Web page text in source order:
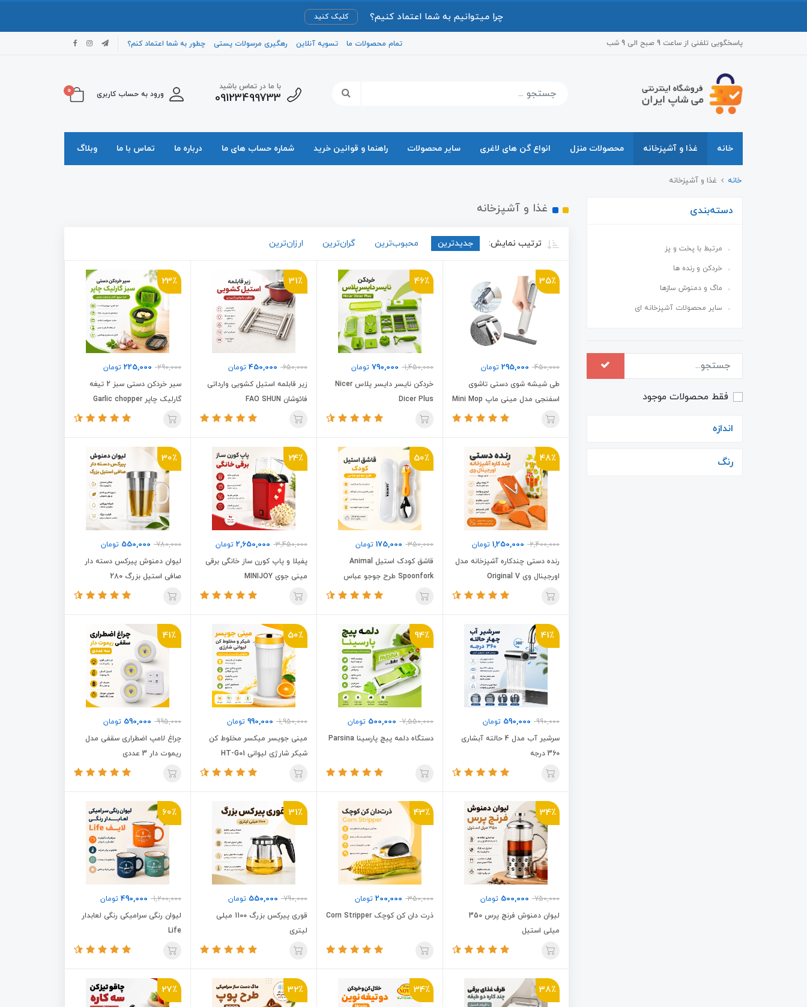
چرا میتوانیم به شما اعتماد کنیم؟ کلیک کنید
پاسخگویی تلفنی از ساعت 9 صبح الی 9 شب تمام محصولات ما تسویه آنلاین رهگیری مرسولات پستی چطور به شما اعتماد کنم؟
با ما در تماس باشید
09123499733 ورود به حساب کاربری 0
خانه غذا و آشپزخانه محصولات منزل انواع گن های لاغری سایر محصولات راهنما و قوانین خرید شماره حساب های ما درباره ما تماس با ما وبلاگ
خانه غذا و آشپزخانه
دسته‌بندی
مرتبط با پخت و پز
خردکن و رنده ها
ماگ و دمنوش سازها
سایر محصولات آشپزخانه ای
فقط محصولات موجود
اندازه
رنگ
غذا و آشپزخانه
ترتیب نمایش: جدیدترین محبوب‌ترین گران‌ترین ارزان‌ترین
35٪
450,000
295,000 تومان
طی شیشه شوی دستی تاشوی
اسفنجی مدل مینی ماپ Mini Mop
46٪
1,450,000
790,000 تومان
خردکن نایسر دایسر پلاس Nicer
Dicer Plus
31٪
650,000
450,000 تومان
زیر قابلمه استیل کشویی وارداتی
فائوشان FAO SHUN
23٪
290,000
225,000 تومان
سیر خردکن دستی سبز 2 تیغه
گارلیک چاپر Garlic chopper
48٪
2,400,000
1,250,000 تومان
رنده دستی چندکاره آشپزخانه مدل
اورجینال وی Original V
50٪
350,000
175,000 تومان
قاشق کودک استیل Animal
Spoonfork طرح جوجو عباس
24٪
3,450,000
2,650,000 تومان
پفیلا و پاپ کورن ساز خانگی برقی
مینی جوی MINIJOY
30٪
780,000
550,000 تومان
لیوان دمنوش پیرکس دسته دار
صافی استیل بزرگ 280
41٪
990,000
590,000 تومان
سرشیر آب مدل 4 حالته آبشاری
360 درجه
94٪
7,550,000
500,000 تومان
دستگاه دلمه پیچ پارسینا Parsina
50٪
1,950,000
990,000 تومان
مینی جویسر میکسر مخلوط کن
شیکر شارژی لیوانی HT-G01
41٪
995,000
590,000 تومان
چراغ لامپ اضطراری سقفی مدل
ریموت دار 3 عددی
34٪
750,000
500,000 تومان
لیوان دمنوش فرنچ پرس 350
میلی استیل
43٪
350,000
200,000 تومان
ذرت دان کن کوچک Corn Stripper
31٪
790,000
550,000 تومان
قوری پیرکس بزرگ 1100 میلی
لیتری
60٪
1,200,000
490,000 تومان
لیوان رنگی سرامیکی رنگی لعابدار
Life
38٪ 34٪ 32٪ 27٪